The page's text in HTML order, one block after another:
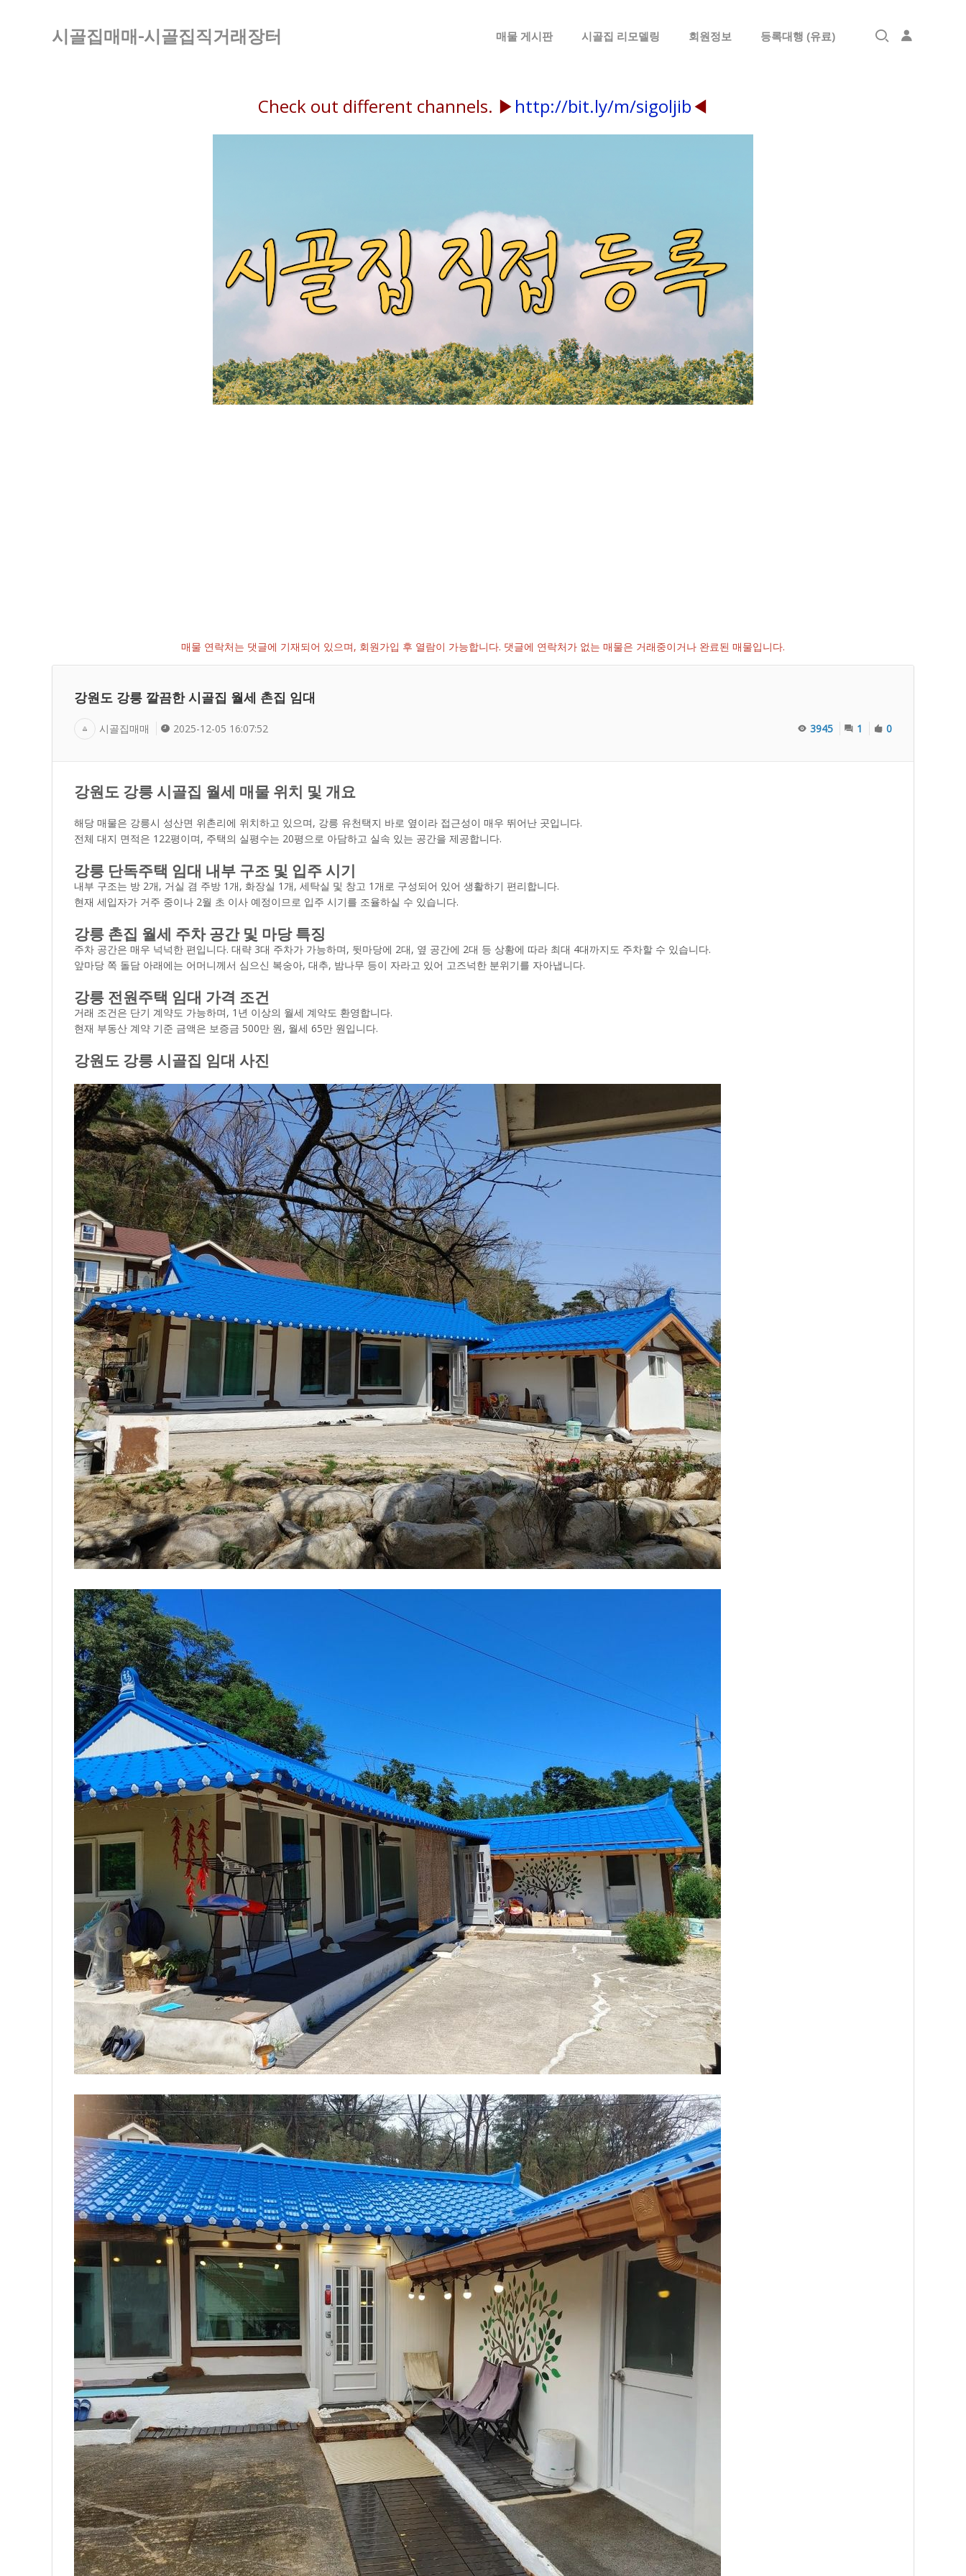
시골집매매-시골집직거래장터 매물 게시판 시골집 리모델링 회원정보 등록대행 (유료)
Check out different channels. ▶http://bit.ly/m/sigoljib◀
매물 연락처는 댓글에 기재되어 있으며, 회원가입 후 열람이 가능합니다. 댓글에 연락처가 없는 매물은 거래중이거나 완료된 매물입니다.
강원도 강릉 깔끔한 시골집 월세 촌집 임대
시골집매매 2025-12-05 16:07:52 3945 1 0
강원도 강릉 시골집 월세 매물 위치 및 개요
해당 매물은 강릉시 성산면 위촌리에 위치하고 있으며, 강릉 유천택지 바로 옆이라 접근성이 매우 뛰어난 곳입니다.
전체 대지 면적은 122평이며, 주택의 실평수는 20평으로 아담하고 실속 있는 공간을 제공합니다.
강릉 단독주택 임대 내부 구조 및 입주 시기
내부 구조는 방 2개, 거실 겸 주방 1개, 화장실 1개, 세탁실 및 창고 1개로 구성되어 있어 생활하기 편리합니다.
현재 세입자가 거주 중이나 2월 초 이사 예정이므로 입주 시기를 조율하실 수 있습니다.
강릉 촌집 월세 주차 공간 및 마당 특징
주차 공간은 매우 넉넉한 편입니다. 대략 3대 주차가 가능하며, 뒷마당에 2대, 옆 공간에 2대 등 상황에 따라 최대 4대까지도 주차할 수 있습니다.
앞마당 쪽 돌담 아래에는 어머니께서 심으신 복숭아, 대추, 밤나무 등이 자라고 있어 고즈넉한 분위기를 자아냅니다.
강릉 전원주택 임대 가격 조건
거래 조건은 단기 계약도 가능하며, 1년 이상의 월세 계약도 환영합니다.
현재 부동산 계약 기준 금액은 보증금 500만 원, 월세 65만 원입니다.
강원도 강릉 시골집 임대 사진